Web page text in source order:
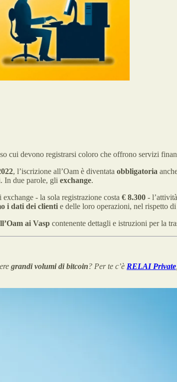
cui devono registrarsi coloro che offrono servizi
, l’iscrizione all’Oam è diventata obbligatoria
In due parole, gli exchange.
- la sola registrazione costa € 8.300 -
i dati dei clienti e delle loro operazioni, nel rispetto
ai Vasp contenente dettagli e istruzioni per la
grandi volumi di bitcoin? Per te c’è RELAI Private